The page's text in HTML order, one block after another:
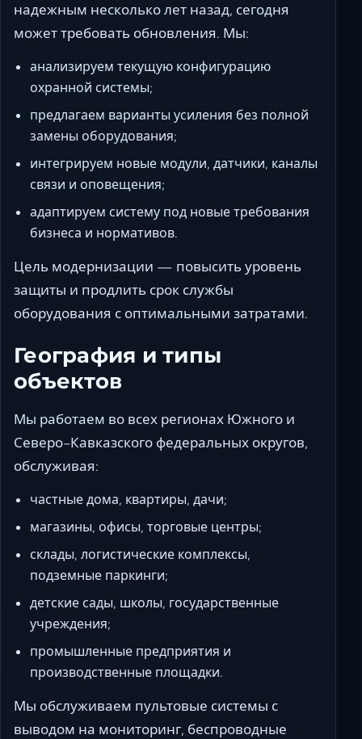
надежным несколько лет назад, сегодня
может требовать обновления. Мы:
анализируем текущую конфигурацию
охранной системы;
предлагаем варианты усиления без полной
замены оборудования;
интегрируем новые модули, датчики, каналы
связи и оповещения;
адаптируем систему под новые требования
бизнеса и нормативов.
Цель модернизации — повысить уровень
защиты и продлить срок службы
оборудования с оптимальными затратами.
География и типы
объектов
Мы работаем во всех регионах Южного и
Северо-Кавказского федеральных округов,
обслуживая:
частные дома, квартиры, дачи;
магазины, офисы, торговые центры;
склады, логистические комплексы,
подземные паркинги;
детские сады, школы, государственные
учреждения;
промышленные предприятия и
производственные площадки.
Мы обслуживаем пультовые системы с
выводом на мониторинг, беспроводные